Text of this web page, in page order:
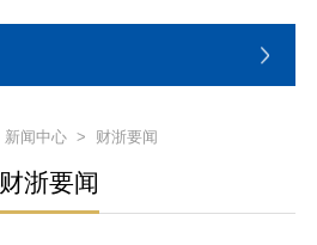
新闻中心> 财浙要闻
财浙要闻